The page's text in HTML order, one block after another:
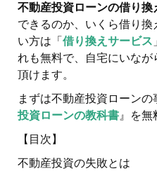
不動産投資ローンの借り換
できるのか、いくら借り
い方は「 借り換えサービス
れも無料で、自宅にいな
頂けます。
まずは不動産投資ローン
投資ローンの教科書』を無
【目次】
不動産投資の失敗とは